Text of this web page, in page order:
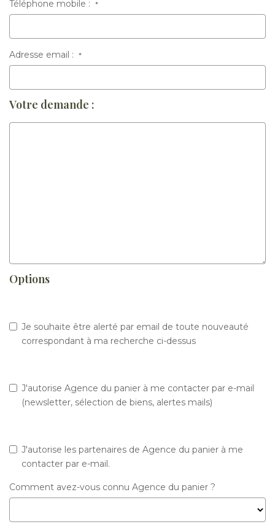
Téléphone mobile : *
Adresse email : *
Votre demande :
Options
Je souhaite être alerté par email de toute nouveauté
correspondant à ma recherche ci-dessus
J'autorise Agence du panier à me contacter par e-mail
(newsletter, sélection de biens, alertes mails)
J'autorise les partenaires de Agence du panier à me
contacter par e-mail.
Comment avez-vous connu Agence du panier ?